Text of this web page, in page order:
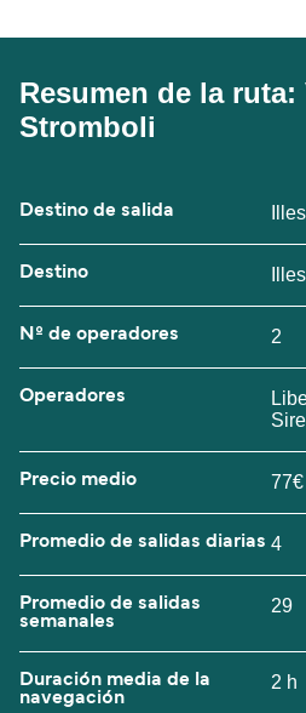
Resumen de la ruta:
Stromboli
Destino de salida
Destino
Nº de operadores 2
Operadores
Precio medio 77€
Promedio de salidas diarias 4
Promedio de salidas
semanales
29
Duración media de la
navegación
2 h